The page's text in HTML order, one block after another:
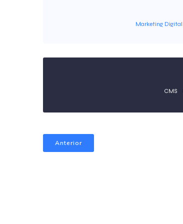
Marketing Digital
CMS
Anterior